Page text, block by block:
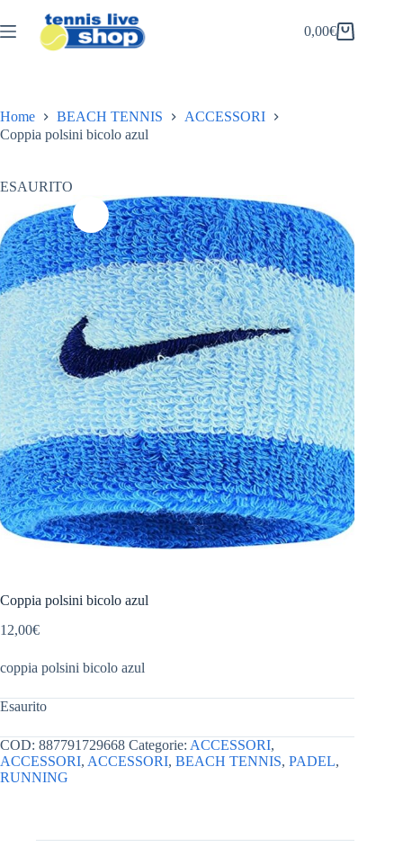
al
contenuto
Carrello
0,00€
Home BEACH TENNIS
ACCESSORI
Coppia polsini bicolo azul
ESAURITO
Coppia polsini bicolo azul
12,00€
coppia polsini bicolo azul
Esaurito
COD: 887791729668 Categorie: ACCESSORI,
ACCESSORI, ACCESSORI, BEACH TENNIS, PADEL,
RUNNING